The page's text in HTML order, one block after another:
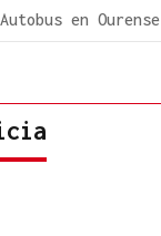
Autobus en Ourense